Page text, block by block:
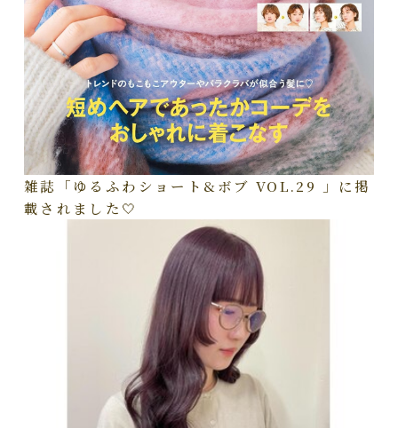
雑誌「ゆるふわショート&ボブ VOL.29 」に掲
載されました🤍